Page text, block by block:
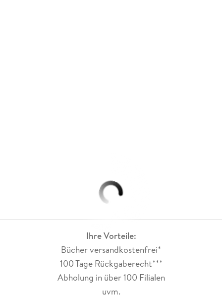
Ihre Vorteile:
Bücher versandkostenfrei*
100 Tage Rückgaberecht***
Abholung in über 100 Filialen
uvm.